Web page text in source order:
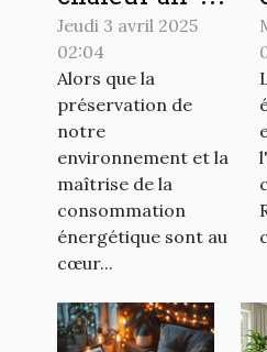
eau avantages
et économies
potentielles
pour les
propriétaires
Jeudi 3 avril 2025
02:04
Alors que la
préservation de
notre
environnement et la
maîtrise de la
consommation
énergétique sont au
cœur...